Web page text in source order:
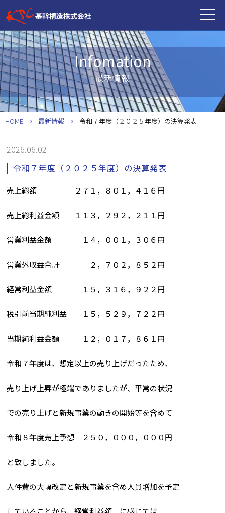
Infomation
最新情報
HOME 最新情報 令和７年度（２０２５年度）の決算発表
2026.06.02
令和７年度（２０２５年度）の決算発表
売上総額 ２７１，８０１，４１６円
売上総利益金額 １１３，２９２，２１１円
営業利益金額 １４，００１，３０６円
営業外収益合計 ２，７０２，８５２円
経常利益金額 １５，３１６，９２２円
税引前当期純利益 １５，５２９，７２２円
当期純利益金額 １２，０１７，８６１円
令和７年度は、想定以上の売り上げだったため、
売り上げ上昇が極端でありましたが、平常の状況
での売り上げと新規事業の動きの開始等を含めて
令和８年度売上予想 ２５０，０００，０００円
と致しました。
人件費の大幅改定と新規事業を含め人員増加を予定